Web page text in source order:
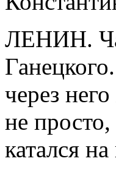
ЛЕНИН.
через
не
катался